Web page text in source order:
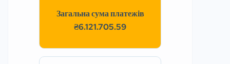
Загальна сума платежів
₴6.121.705.59